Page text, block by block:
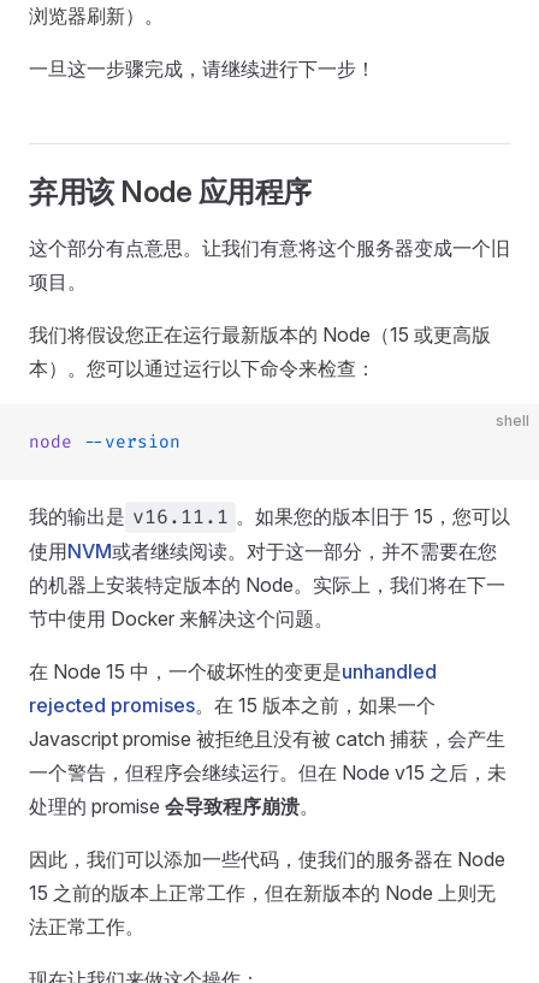
浏览器刷新）。
一旦这一步骤完成，请继续进行下一步！
弃用该 Node 应用程序
这个部分有点意思。让我们有意将这个服务器变成一个旧
项目。
我们将假设您正在运行最新版本的 Node（15 或更高版
本）。您可以通过运行以下命令来检查：
shell
node --version
我的输出是 v16.11.1 。如果您的版本旧于 15，您可以
使用NVM或者继续阅读。对于这一部分，并不需要在您
的机器上安装特定版本的 Node。实际上，我们将在下一
节中使用 Docker 来解决这个问题。
在 Node 15 中，一个破坏性的变更是unhandled
rejected promises。在 15 版本之前，如果一个
Javascript promise 被拒绝且没有被 catch 捕获，会产生
一个警告，但程序会继续运行。但在 Node v15 之后，未
处理的 promise 会导致程序崩溃。
因此，我们可以添加一些代码，使我们的服务器在 Node
15 之前的版本上正常工作，但在新版本的 Node 上则无
法正常工作。